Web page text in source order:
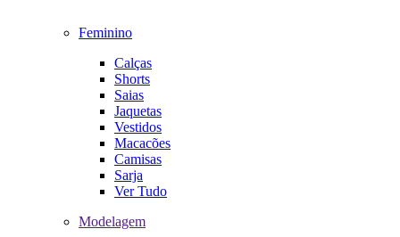
Feminino
Calças
Shorts
Saias
Jaquetas
Vestidos
Macacões
Camisas
Sarja
Ver Tudo
Modelagem